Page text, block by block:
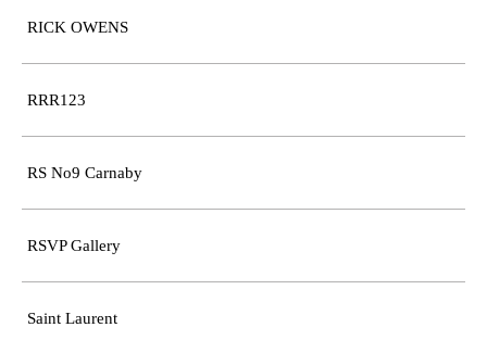
RICK OWENS
RRR123
RS No9 Carnaby
RSVP Gallery
Saint Laurent